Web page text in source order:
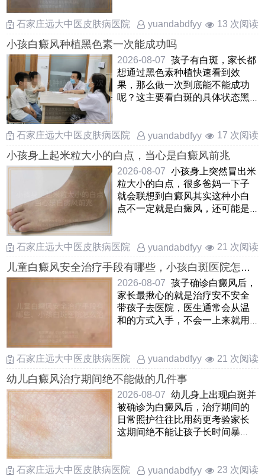
石家庄远大中医皮肤病医院
yuandabdfyy 13 次阅读
小孩白癜风种植黑色素一次能成功吗
2026-08-07 孩子有白斑，家长都
想通过黑色素种植快速看到效
果，那么做一次到底能不能成功
呢？这主要看白斑的具体状态黑
石家庄远大中医皮肤病医院
yuandabdfyy 17 次阅读
小孩身上起米粒大小的白点，当心是白癜风前兆
2026-08-07 小孩身上突然冒出米
粒大小的白点，很多爸妈一下子
就会联想到白癜风其实这种小白
点不一定就是白癜风，还可能是
石家庄远大中医皮肤病医院 yuandabdfyy 21 次阅读
儿童白癜风安全治疗手段有哪些，小孩白斑医院怎么
治安全，孩子患上白癜风如何安全治疗
2026-08-07 孩子确诊白癜风后，
家长最揪心的就是治疗安不安全
带孩子去医院，医生通常会从温
和的方式入手，不会一上来就用
石家庄远大中医皮肤病医院
yuandabdfyy 21 次阅读
幼儿白癜风治疗期间绝不能做的几件事
2026-08-07 幼儿身上出现白斑并
被确诊为白癜风后，治疗期间的
日常照护往往比用药更考验家长
这期间绝不能让孩子长时间暴
石家庄远大中医皮肤病医院 yuandabdfyy 23 次阅读